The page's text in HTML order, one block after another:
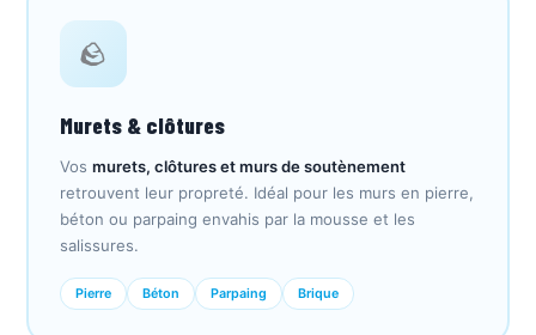
🪨
Murets & clôtures
Vos murets, clôtures et murs de soutènement
retrouvent leur propreté. Idéal pour les murs en pierre,
béton ou parpaing envahis par la mousse et les
salissures.
Pierre Béton Parpaing Brique